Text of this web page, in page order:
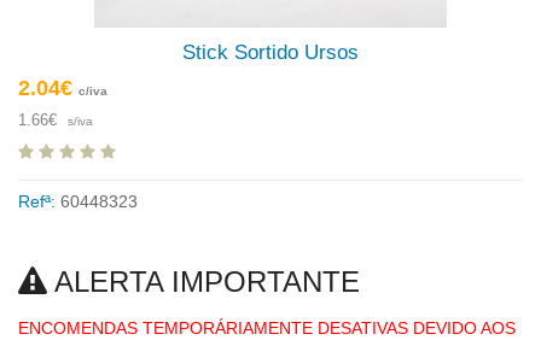
Stick Sortido Ursos
2.04€ c/iva
1.66€ s/iva
Refª: 60448323
ALERTA IMPORTANTE
ENCOMENDAS TEMPORÁRIAMENTE DESATIVAS DEVIDO AOS